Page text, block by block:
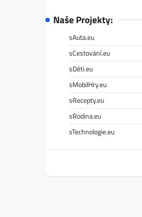
Naše Projekty:
sAuta.eu
sCestování.eu
sDěti.eu
sMobilHry.eu
sRecepty.eu
sRodina.eu
sTechnologie.eu